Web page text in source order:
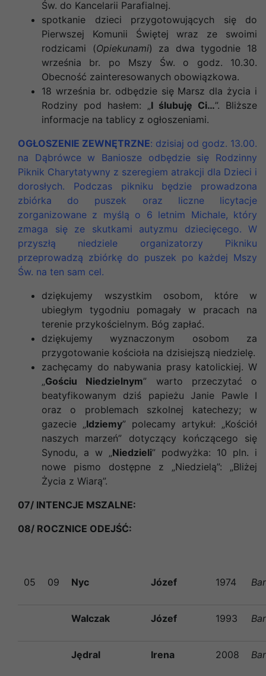
Św. do Kancelarii Parafialnej.
spotkanie dzieci przygotowujących się do
Pierwszej Komunii Świętej wraz ze swoimi
rodzicami (Opiekunami) za dwa tygodnie 18
września br. po Mszy Św. o godz. 10.30.
Obecność zainteresowanych obowiązkowa.
18 września br. odbędzie się Marsz dla życia i
Rodziny pod hasłem: „I ślubuję Ci…”. Bliższe
informacje na tablicy z ogłoszeniami.
OGŁOSZENIE ZEWNĘTRZNE: dzisiaj od godz. 13.00.
na Dąbrówce w Baniosze odbędzie się Rodzinny
Piknik Charytatywny z szeregiem atrakcji dla Dzieci i
dorosłych. Podczas pikniku będzie prowadzona
zbiórka do puszek oraz liczne licytacje
zorganizowane z myślą o 6 letnim Michale, który
zmaga się ze skutkami autyzmu dziecięcego. W
przyszłą niedziele organizatorzy Pikniku
przeprowadzą zbiórkę do puszek po każdej Mszy
Św. na ten sam cel.
dziękujemy wszystkim osobom, które w
ubiegłym tygodniu pomagały w pracach na
terenie przykościelnym. Bóg zapłać.
dziękujemy wyznaczonym osobom za
przygotowanie kościoła na dzisiejszą niedzielę.
zachęcamy do nabywania prasy katolickiej. W
„Gościu Niedzielnym” warto przeczytać o
beatyfikowanym dziś papieżu Janie Pawle I
oraz o problemach szkolnej katechezy; w
gazecie „Idziemy” polecamy artykuł: „Kościół
naszych marzeń” dotyczący kończącego się
Synodu, a w „Niedzieli” podwyżka: 10 pln. i
nowe pismo dostępne z „Niedzielą”: „Bliżej
Życia z Wiarą”.
07/ INTENCJE MSZALNE:
08/ ROCZNICE ODEJŚĆ:
05 09 Nyc Józef 1974
Walczak Józef 1993
Jędral Irena 2008